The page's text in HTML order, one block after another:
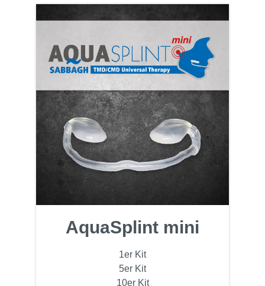
AquaSplint mini
1er Kit
5er Kit
10er Kit